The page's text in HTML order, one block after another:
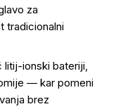
za
tradicionalni
litij-ionski bateriji,
— kar pomeni
brez